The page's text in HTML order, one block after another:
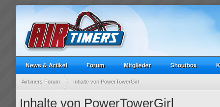
News & Artikel Forum Mitglieder Shoutbox
Airtimers Forum Inhalte von PowerTowerGirl
Inhalte von PowerTowerGirl